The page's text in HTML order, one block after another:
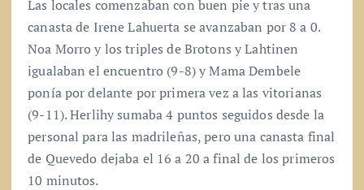
Las locales comenzaban con buen pie y tras una
canasta de Irene Lahuerta se avanzaban por 8 a 0.
Noa Morro y los triples de Brotons y Lahtinen
igualaban el encuentro (9-8) y Mama Dembele
ponía por delante por primera vez a las vitorianas
(9-11). Herlihy sumaba 4 puntos seguidos desde la
personal para las madrileñas, pero una canasta final
de Quevedo dejaba el 16 a 20 a final de los primeros
10 minutos.